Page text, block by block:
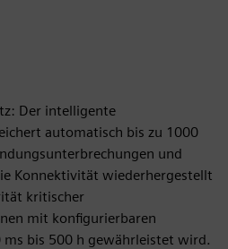
Der intelligente
automatisch bis zu 1000
und
Konnektivität wiederhergestellt
kritischer
mit konfigurierbaren
ms bis 500 h gewährleistet wird.